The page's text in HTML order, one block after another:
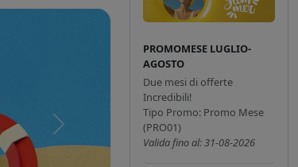
Successivo
PROMOMESE LUGLIO-
AGOSTO
Due mesi di offerte
Incredibili!
Tipo Promo: Promo Mese
(PRO01)
Valida fino al: 31-08-2026